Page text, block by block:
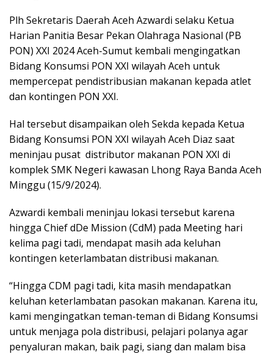
Plh Sekretaris Daerah Aceh Azwardi selaku Ketua
Harian Panitia Besar Pekan Olahraga Nasional (PB
PON) XXI 2024 Aceh-Sumut kembali mengingatkan
Bidang Konsumsi PON XXI wilayah Aceh untuk
mempercepat pendistribusian makanan kepada atlet
dan kontingen PON XXI.
Hal tersebut disampaikan oleh Sekda kepada Ketua
Bidang Konsumsi PON XXI wilayah Aceh Diaz saat
meninjau pusat distributor makanan PON XXI di
komplek SMK Negeri kawasan Lhong Raya Banda Aceh
Minggu (15/9/2024).
Azwardi kembali meninjau lokasi tersebut karena
hingga Chief dDe Mission (CdM) pada Meeting hari
kelima pagi tadi, mendapat masih ada keluhan
kontingen keterlambatan distribusi makanan.
“Hingga CDM pagi tadi, kita masih mendapatkan
keluhan keterlambatan pasokan makanan. Karena itu,
kami mengingatkan teman-teman di Bidang Konsumsi
untuk menjaga pola distribusi, pelajari polanya agar
penyaluran makan, baik pagi, siang dan malam bisa